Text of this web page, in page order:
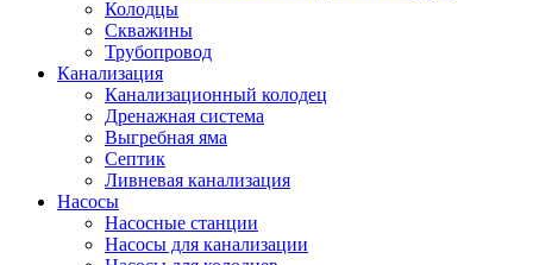
Колодцы
Скважины
Трубопровод
Канализация
Канализационный колодец
Дренажная система
Выгребная яма
Септик
Ливневая канализация
Насосы
Насосные станции
Насосы для канализации